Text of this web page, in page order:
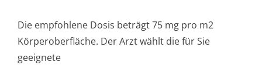
Die empfohlene Dosis beträgt 75 mg pro m2
Körperoberfläche. Der Arzt wählt die für Sie
geeignete